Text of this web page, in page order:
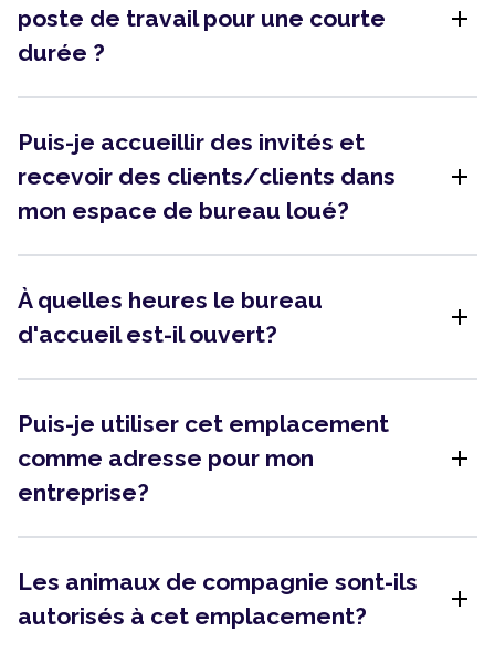
poste de travail pour une courte
durée ?
add
Puis-je accueillir des invités et
recevoir des clients/clients dans
mon espace de bureau loué?
add
À quelles heures le bureau
d'accueil est-il ouvert?
add
Puis-je utiliser cet emplacement
comme adresse pour mon
entreprise?
add
Les animaux de compagnie sont-ils
autorisés à cet emplacement?
add